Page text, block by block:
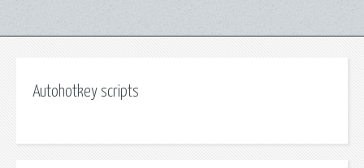
Autohotkey scripts